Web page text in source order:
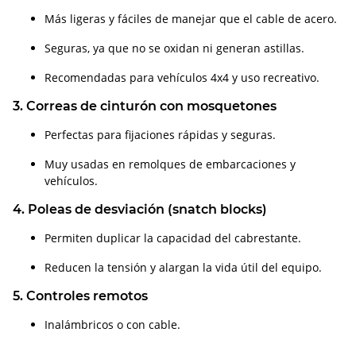
Más ligeras y fáciles de manejar que el cable de acero.
Seguras, ya que no se oxidan ni generan astillas.
Recomendadas para vehículos 4x4 y uso recreativo.
3. Correas de cinturón con mosquetones
Perfectas para fijaciones rápidas y seguras.
Muy usadas en remolques de embarcaciones y
vehículos.
4. Poleas de desviación (snatch blocks)
Permiten duplicar la capacidad del cabrestante.
Reducen la tensión y alargan la vida útil del equipo.
5. Controles remotos
Inalámbricos o con cable.